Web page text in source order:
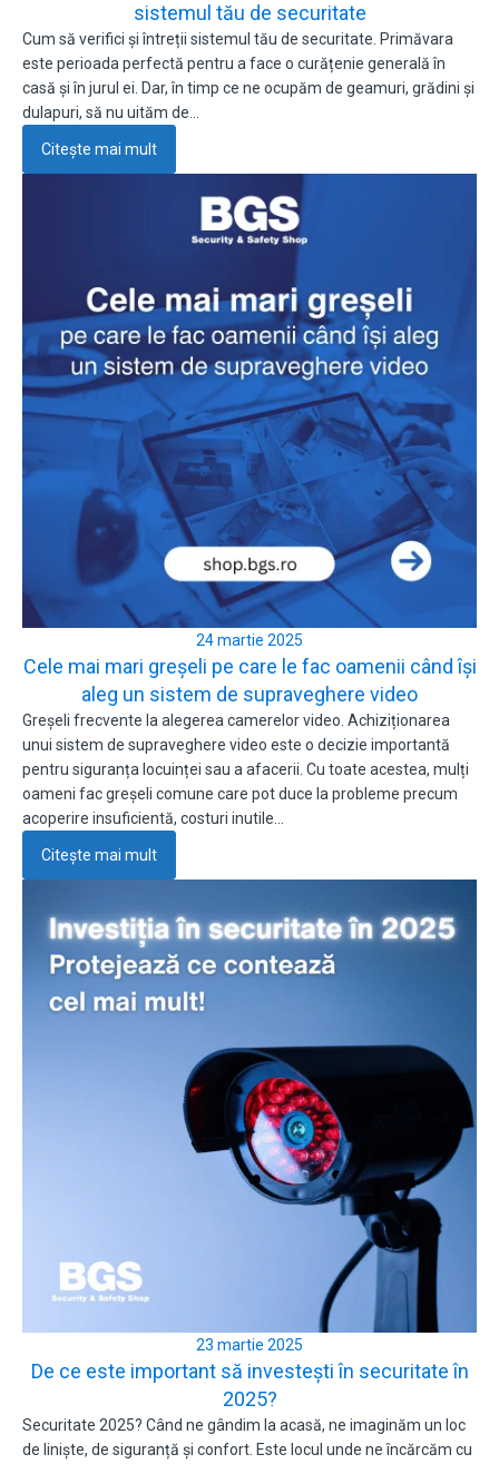
sistemul tău de securitate
Cum să verifici și întreții sistemul tău de securitate. Primăvara
este perioada perfectă pentru a face o curățenie generală în
casă și în jurul ei. Dar, în timp ce ne ocupăm de geamuri, grădini și
dulapuri, să nu uităm de…
Citește mai mult
24 martie 2025
Cele mai mari greșeli pe care le fac oamenii când își
aleg un sistem de supraveghere video
Greșeli frecvente la alegerea camerelor video. Achiziționarea
unui sistem de supraveghere video este o decizie importantă
pentru siguranța locuinței sau a afacerii. Cu toate acestea, mulți
oameni fac greșeli comune care pot duce la probleme precum
acoperire insuficientă, costuri inutile…
Citește mai mult
23 martie 2025
De ce este important să investești în securitate în
2025?
Securitate 2025? Când ne gândim la acasă, ne imaginăm un loc
de liniște, de siguranță și confort. Este locul unde ne încărcăm cu